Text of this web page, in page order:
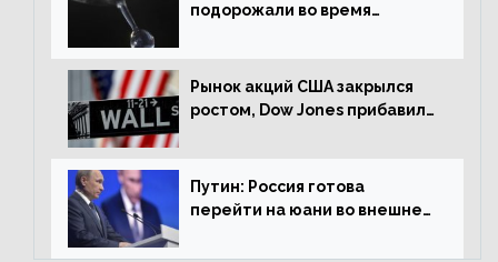
подорожали во время
Рынок акций США закрылся
ростом, Dow Jones прибавил
Путин: Россия готова
перейти на юани во внешней